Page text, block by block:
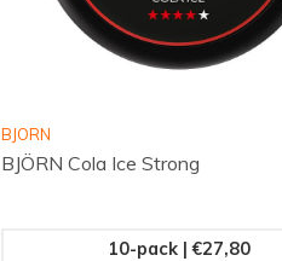
BJORN
BJÖRN Cola Ice Strong
10-pack | €27,80